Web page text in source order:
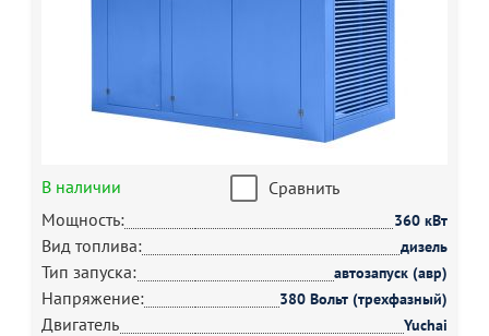
В наличии
Сравнить
Мощность:
360 кВт
Вид топлива: дизель
Тип запуска: автозапуск (авр)
Напряжение: 380 Вольт (трехфазный)
Двигатель Yuchai